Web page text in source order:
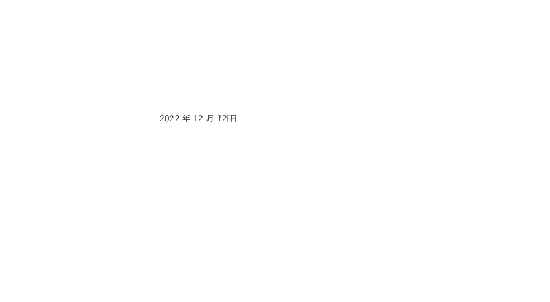
2022 年 12 月 12 日
2022 年 12 月 12 日
2022 年 12 月 12 日
2022 年 12 月 7 日